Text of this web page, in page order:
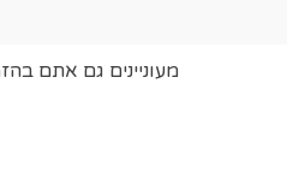
מעוניינים גם אתם